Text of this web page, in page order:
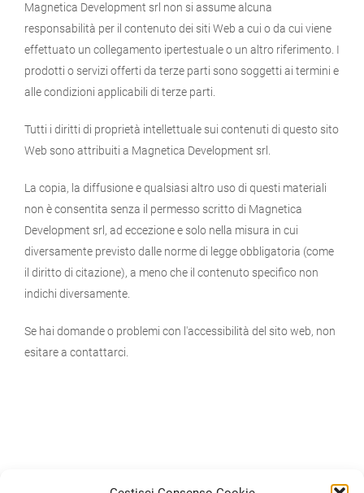
Magnetica Development srl non si assume alcuna
responsabilità per il contenuto dei siti Web a cui o da cui viene
effettuato un collegamento ipertestuale o un altro riferimento. I
prodotti o servizi offerti da terze parti sono soggetti ai termini e
alle condizioni applicabili di terze parti.
Tutti i diritti di proprietà intellettuale sui contenuti di questo sito
Web sono attribuiti a Magnetica Development srl.
La copia, la diffusione e qualsiasi altro uso di questi materiali
non è consentita senza il permesso scritto di Magnetica
Development srl, ad eccezione e solo nella misura in cui
diversamente previsto dalle norme di legge obbligatoria (come
il diritto di citazione), a meno che il contenuto specifico non
indichi diversamente.
Se hai domande o problemi con l'accessibilità del sito web, non
esitare a contattarci.